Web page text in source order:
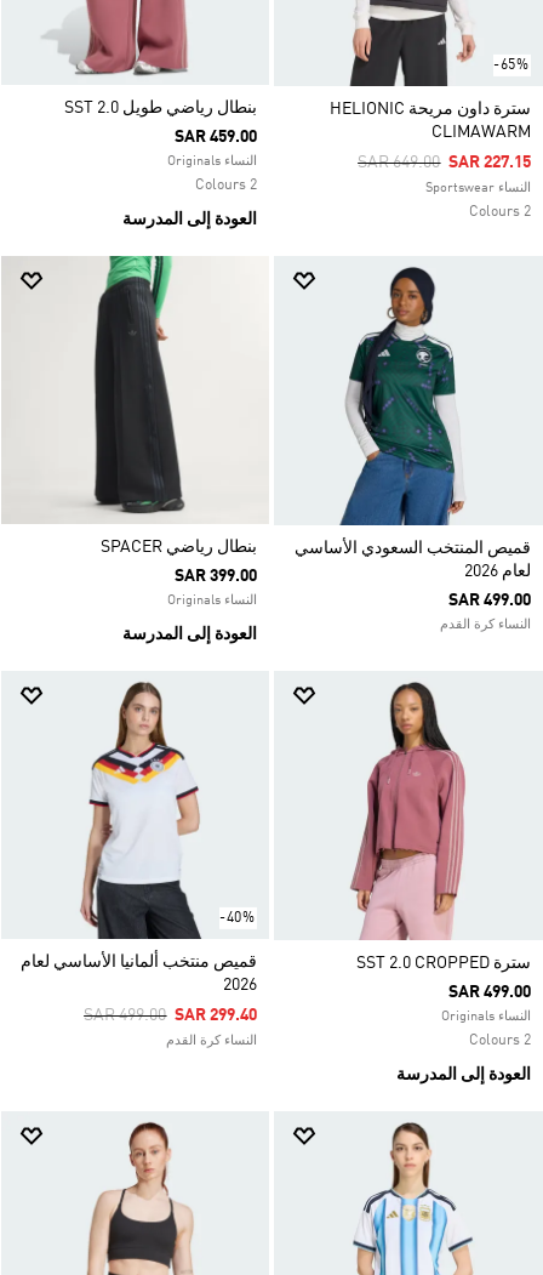
-65%
سترة داون مريحة HELIONIC
CLIMAWARM
Price Reduced From
SAR 649.00ToSAR 227.15
النساء Sportswear
2 Colours
بنطال رياضي طويل SST 2.0
SAR 459.00
النساء Originals
2 Colours
العودة إلى المدرسة
قميص المنتخب السعودي الأساسي
لعام 2026
SAR 499.00
النساء كرة القدم
بنطال رياضي SPACER
SAR 399.00
النساء Originals
العودة إلى المدرسة
سترة SST 2.0 CROPPED
SAR 499.00
النساء Originals
2 Colours
العودة إلى المدرسة
-40%
قميص منتخب ألمانيا الأساسي لعام
2026
Price Reduced From
SAR 499.00ToSAR 299.40
النساء كرة القدم